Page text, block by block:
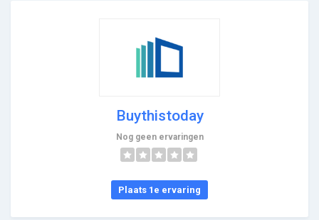
Buythistoday
Nog geen ervaringen
Plaats 1e ervaring